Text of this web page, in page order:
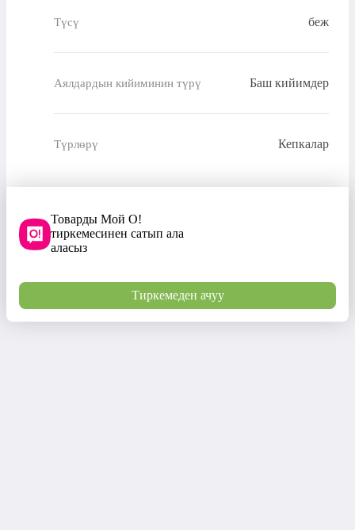
Түсү беж
Аялдардын кийиминин түрү Баш кийимдер
Түрлөрү Кепкалар
Товарды Мой О!
тиркемесинен сатып ала
аласыз
Тиркемеден ачуу